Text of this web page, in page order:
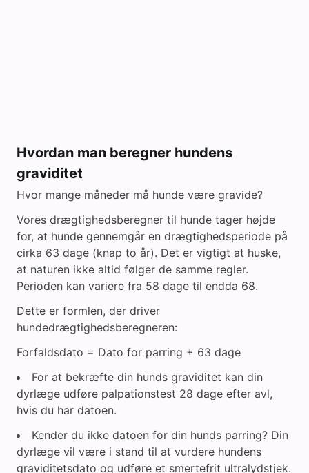
Hvordan man beregner hundens
graviditet
Hvor mange måneder må hunde være gravide?
Vores drægtighedsberegner til hunde tager højde
for, at hunde gennemgår en drægtighedsperiode på
cirka 63 dage (knap to år). Det er vigtigt at huske,
at naturen ikke altid følger de samme regler.
Perioden kan variere fra 58 dage til endda 68.
Dette er formlen, der driver
hundedrægtighedsberegneren:
Forfaldsdato = Dato for parring + 63 dage
For at bekræfte din hunds graviditet kan din
dyrlæge udføre palpationstest 28 dage efter avl,
hvis du har datoen.
Kender du ikke datoen for din hunds parring? Din
dyrlæge vil være i stand til at vurdere hundens
graviditetsdato og udføre et smertefrit ultralydstjek.